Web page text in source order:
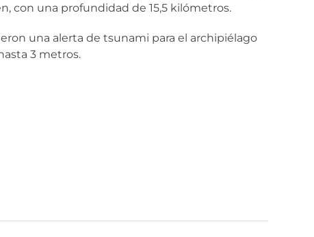
con una profundidad de 15,5 kilómetros.
una alerta de tsunami para el archipiélago
3 metros.